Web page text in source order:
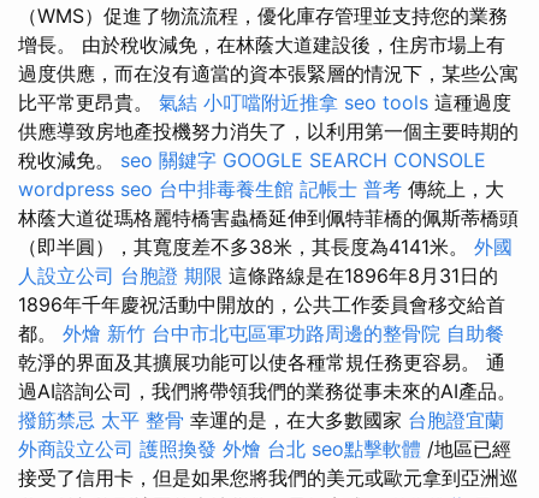
（WMS）促進了物流流程，優化庫存管理並支持您的業務
增長。 由於稅收減免，在林蔭大道建設後，住房市場上有
過度供應，而在沒有適當的資本張緊層的情況下，某些公寓
比平常更昂貴。 氣結 小叮噹附近推拿 seo tools 這種過度
供應導致房地產投機努力消失了，以利用第一個主要時期的
稅收減免。 seo 關鍵字 GOOGLE SEARCH CONSOLE
wordpress seo 台中排毒養生館 記帳士 普考 傳統上，大
林蔭大道從瑪格麗特橋害蟲橋延伸到佩特菲橋的佩斯蒂橋頭
（即半圓），其寬度差不多38米，其長度為4141米。 外國
人設立公司 台胞證 期限 這條路線是在1896年8月31日的
1896年千年慶祝活動中開放的，公共工作委員會移交給首
都。 外燴 新竹 台中市北屯區軍功路周邊的整骨院 自助餐
乾淨的界面及其擴展功能可以使各種常規任務更容易。 通
過AI諮詢公司，我們將帶領我們的業務從事未來的AI產品。
撥筋禁忌 太平 整骨 幸運的是，在大多數國家 台胞證宜蘭
外商設立公司 護照換發 外燴 台北 seo點擊軟體 /地區已經
接受了信用卡，但是如果您將我們的美元或歐元拿到亞洲巡